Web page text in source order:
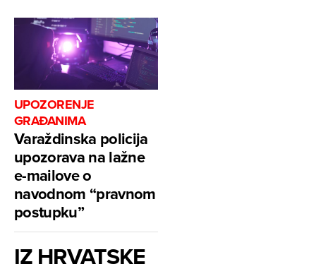
UPOZORENJE
GRAĐANIMA
Varaždinska policija
upozorava na lažne
e-mailove o
navodnom “pravnom
postupku”
IZ HRVATSKE